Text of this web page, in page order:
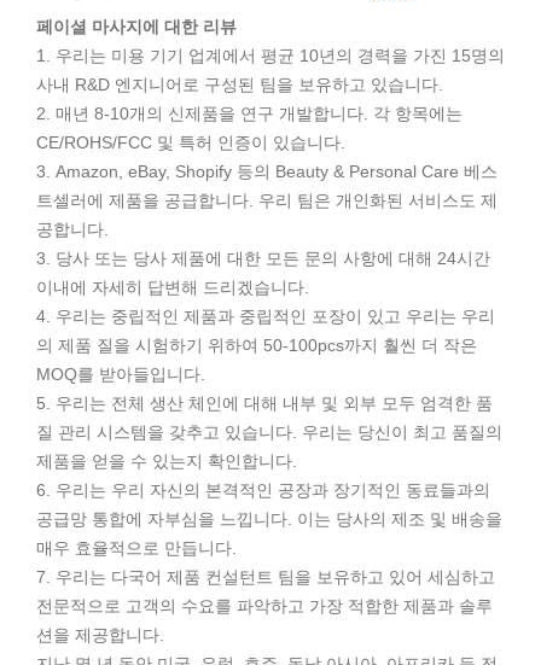
페이셜 마사지에 대한 리뷰
1. 우리는 미용 기기 업계에서 평균 10년의 경력을 가진 15명의
사내 R&D 엔지니어로 구성된 팀을 보유하고 있습니다.
2. 매년 8-10개의 신제품을 연구 개발합니다. 각 항목에는
CE/ROHS/FCC 및 특허 인증이 있습니다.
3. Amazon, eBay, Shopify 등의 Beauty & Personal Care 베스
트셀러에 제품을 공급합니다. 우리 팀은 개인화된 서비스도 제
공합니다.
3. 당사 또는 당사 제품에 대한 모든 문의 사항에 대해 24시간
이내에 자세히 답변해 드리겠습니다.
4. 우리는 중립적인 제품과 중립적인 포장이 있고 우리는 우리
의 제품 질을 시험하기 위하여 50-100pcs까지 훨씬 더 작은
MOQ를 받아들입니다.
5. 우리는 전체 생산 체인에 대해 내부 및 외부 모두 엄격한 품
질 관리 시스템을 갖추고 있습니다. 우리는 당신이 최고 품질의
제품을 얻을 수 있는지 확인합니다.
6. 우리는 우리 자신의 본격적인 공장과 장기적인 동료들과의
공급망 통합에 자부심을 느낍니다. 이는 당사의 제조 및 배송을
매우 효율적으로 만듭니다.
7. 우리는 다국어 제품 컨설턴트 팀을 보유하고 있어 세심하고
전문적으로 고객의 수요를 파악하고 가장 적합한 제품과 솔루
션을 제공합니다.